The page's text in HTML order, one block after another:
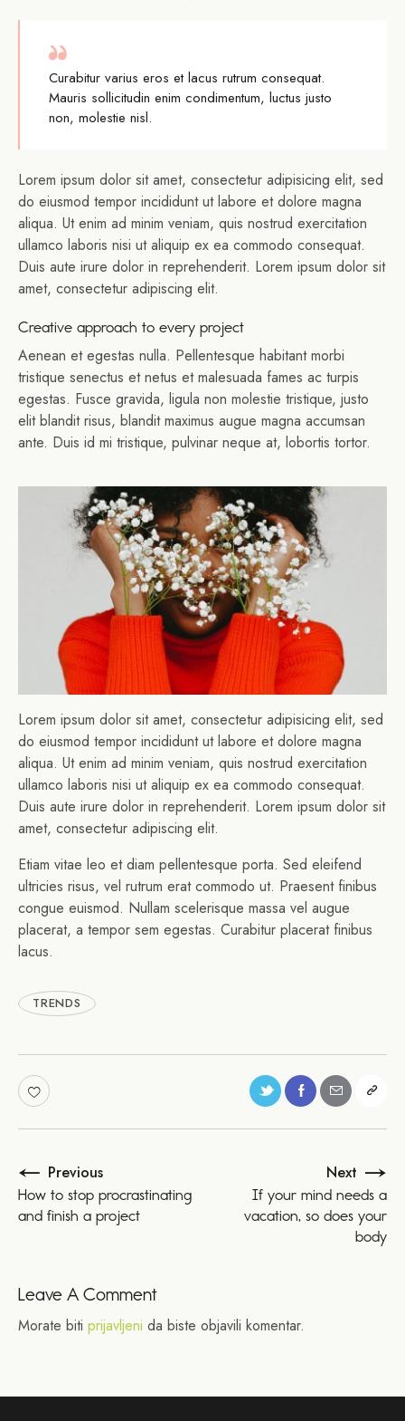
Curabitur varius eros et lacus rutrum consequat.
Mauris sollicitudin enim condimentum, luctus justo
non, molestie nisl.
Lorem ipsum dolor sit amet, consectetur adipisicing elit, sed
do eiusmod tempor incididunt ut labore et dolore magna
aliqua. Ut enim ad minim veniam, quis nostrud exercitation
ullamco laboris nisi ut aliquip ex ea commodo consequat.
Duis aute irure dolor in reprehenderit. Lorem ipsum dolor sit
amet, consectetur adipiscing elit.
Creative approach to every project
Aenean et egestas nulla. Pellentesque habitant morbi
tristique senectus et netus et malesuada fames ac turpis
egestas. Fusce gravida, ligula non molestie tristique, justo
elit blandit risus, blandit maximus augue magna accumsan
ante. Duis id mi tristique, pulvinar neque at, lobortis tortor.
Lorem ipsum dolor sit amet, consectetur adipisicing elit, sed
do eiusmod tempor incididunt ut labore et dolore magna
aliqua. Ut enim ad minim veniam, quis nostrud exercitation
ullamco laboris nisi ut aliquip ex ea commodo consequat.
Duis aute irure dolor in reprehenderit. Lorem ipsum dolor sit
amet, consectetur adipiscing elit.
Etiam vitae leo et diam pellentesque porta. Sed eleifend
ultricies risus, vel rutrum erat commodo ut. Praesent finibus
congue euismod. Nullam scelerisque massa vel augue
placerat, a tempor sem egestas. Curabitur placerat finibus
lacus.
TRENDS
Previous
How to stop procrastinating
and finish a project
Next
If your mind needs a
vacation, so does your
body
Leave A Comment
Morate biti prijavljeni da biste objavili komentar.